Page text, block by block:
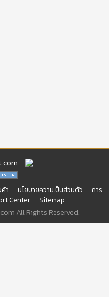
า นโยบายความเป็นส่วนตัว
การ
Center Sitemap
All Rights Reserved.